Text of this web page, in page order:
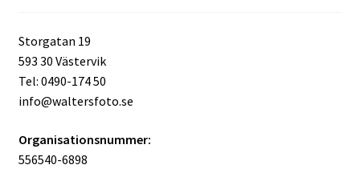
Storgatan 19
593 30 Västervik
Tel: 0490-174 50
info@waltersfoto.se
Organisationsnummer:
556540-6898